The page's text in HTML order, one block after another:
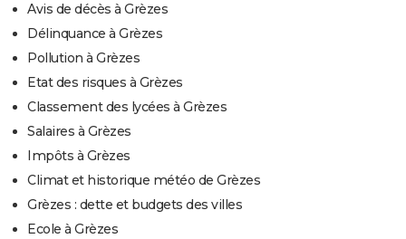
Avis de décès à Grèzes
Délinquance à Grèzes
Pollution à Grèzes
Etat des risques à Grèzes
Classement des lycées à Grèzes
Salaires à Grèzes
Impôts à Grèzes
Climat et historique météo de Grèzes
Grèzes : dette et budgets des villes
Ecole à Grèzes